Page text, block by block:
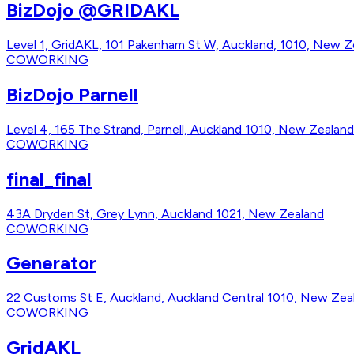
BizDojo @GRIDAKL
Level 1, GridAKL, 101 Pakenham St W, Auckland, 1010, New
COWORKING
BizDojo Parnell
Level 4, 165 The Strand, Parnell, Auckland 1010, New Zealand
COWORKING
final_final
43A Dryden St, Grey Lynn, Auckland 1021, New Zealand
COWORKING
Generator
22 Customs St E, Auckland, Auckland Central 1010, New
COWORKING
GridAKL